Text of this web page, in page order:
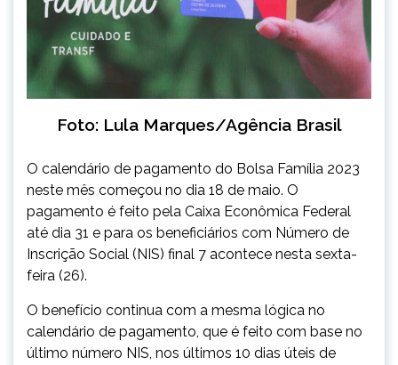
Foto: Lula Marques/Agência Brasil
O calendário de pagamento do Bolsa Família 2023
neste mês começou no dia 18 de maio. O
pagamento é feito pela Caixa Econômica Federal
até dia 31 e para os beneficiários com Número de
Inscrição Social (NIS) final 7 acontece nesta sexta-
feira (26).
O benefício continua com a mesma lógica no
calendário de pagamento, que é feito com base no
último número NIS, nos últimos 10 dias úteis de